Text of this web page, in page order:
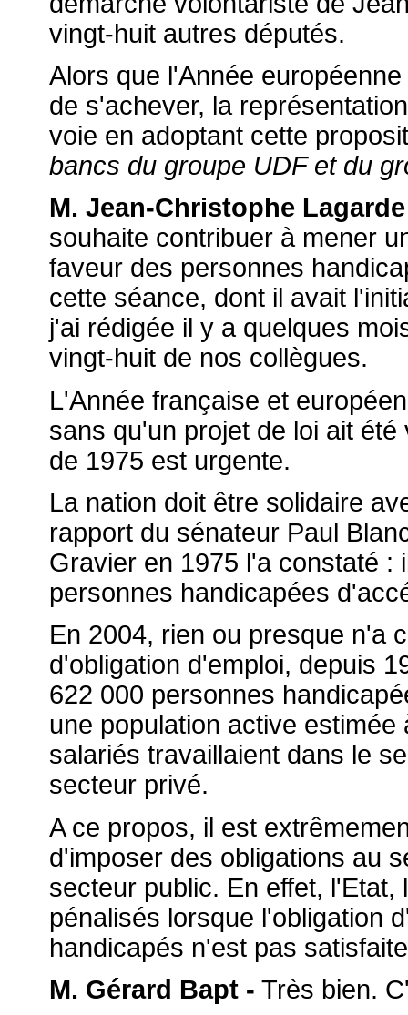
vingt-huit autres députés.
Alors que l'Année
de s'achever, la
voie en adoptant cette
bancs du groupe UDF et du
M. Jean-Christophe
souhaite contribuer à mener
faveur des personnes
cette séance, dont il avait
j'ai rédigée il y a quelques
vingt-huit de nos collègues.
L'Année française et
sans qu'un projet de loi ait
de 1975 est urgente.
La nation doit être solidaire
rapport du sénateur Paul
Gravier en 1975 l'a constaté :
personnes handicapées
En 2004, rien ou presque n'a
d'obligation d'emploi, depuis
622 000 personnes
une population active
salariés travaillaient dans le
secteur privé.
A ce propos, il est
d'imposer des obligations au
secteur public. En effet,
pénalisés lorsque l'obligation
handicapés n'est pas
M. Gérard Bapt - Très bien.